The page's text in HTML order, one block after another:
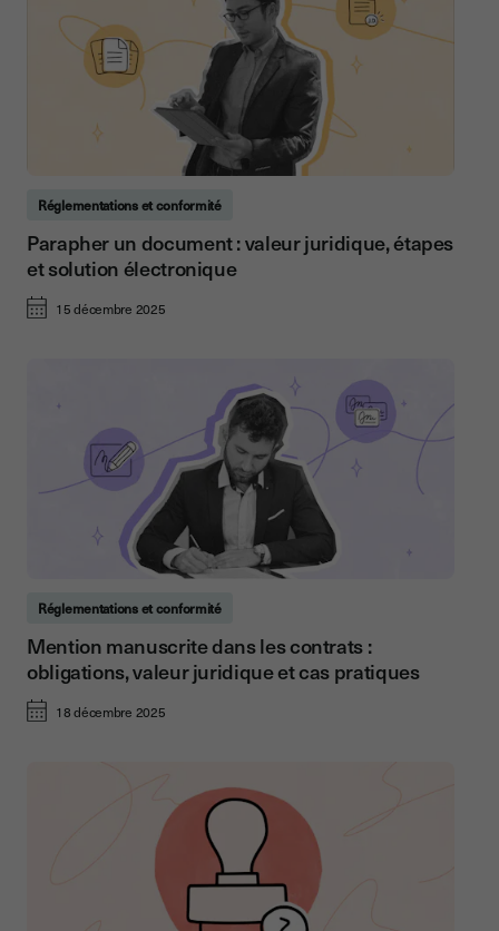
Réglementations et conformité
Parapher un document : valeur juridique, étapes
et solution électronique
15 décembre 2025
Réglementations et conformité
Mention manuscrite dans les contrats :
obligations, valeur juridique et cas pratiques
18 décembre 2025